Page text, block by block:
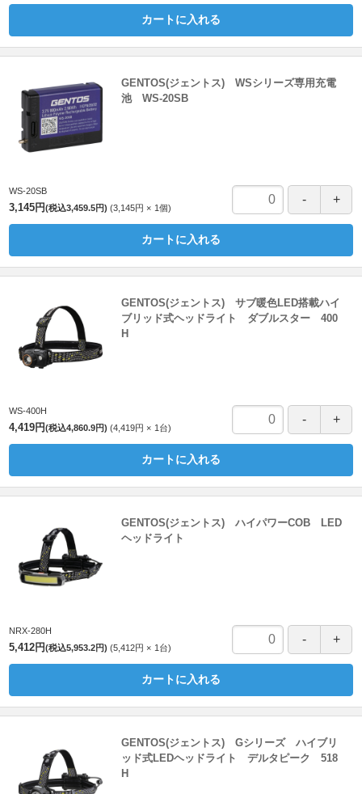
カートに入れる
GENTOS(ジェントス) WSシリーズ専用充電
池 WS-20SB
WS-20SB
3,145円(税込3,459.5円) 3,145円 1個
カートに入れる
GENTOS(ジェントス) サブ暖色LED搭載ハイ
ブリッド式ヘッドライト ダブルスター 400
H
WS-400H
4,419円(税込4,860.9円) 4,419円 1 台
カートに入れる
GENTOS(ジェントス) ハイパワーCOB LED
ヘッドライト
NRX-280H
5,412円(税込5,953.2円) 5,412円 1 台
カートに入れる
GENTOS(ジェントス) Gシリーズ ハイブリ
ッド式LEDヘッドライト デルタピーク 518
H